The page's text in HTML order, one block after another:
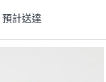
預計送達